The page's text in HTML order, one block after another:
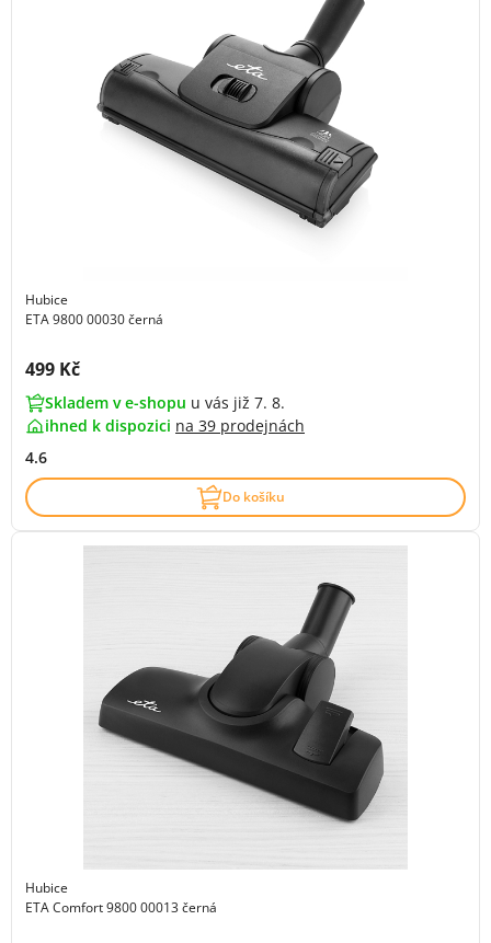
Hubice
ETA 9800 00030 černá
Cena s DPH:
499 Kč
Skladem v e-shopu u vás již 7. 8.
ihned k dispozici na 39 prodejnách
4.6
Do košíku
Hubice
ETA Comfort 9800 00013 černá